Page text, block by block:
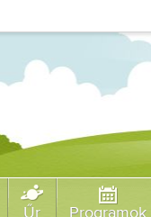
Űr Programok